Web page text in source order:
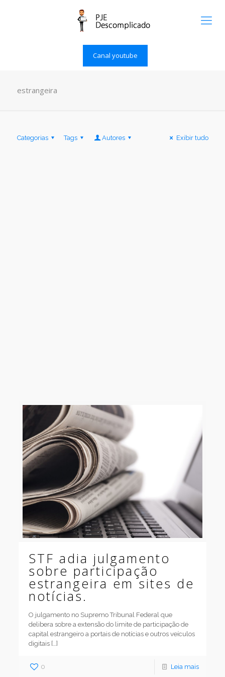
Canal youtube
estrangeira
Categorias Tags Autores Exibir tudo
STF adia julgamento
sobre participação
estrangeira em sites de
notícias.
O julgamento no Supremo Tribunal Federal que
delibera sobre a extensão do limite de participação de
capital estrangeiro a portais de notícias e outros veículos
digitais […]
0 Leia mais